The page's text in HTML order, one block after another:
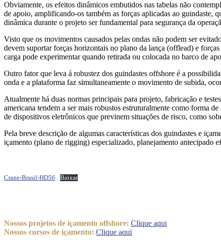
Obviamente, os efeitos dinâmicos embutidos nas tabelas não
de apoio, amplificando-os também as forças aplicadas ao guindaste,
dinâmica durante o projeto ser fundamental para segurança da
Visto que os movimentos causados pelas ondas não podem ser
devem suportar forças horizontais no plano da lança (offlead) e
carga pode experimentar quando retirada ou colocada no barco de
Outro fator que leva á robustez dos guindastes offshore é a
onda e a plataforma faz simultaneamente o movimento de subida,
Atualmente há duas normas principais para projeto, fabricação e
americana tendem a ser mais robustos estruturalmente como forma
de dispositivos eletrônicos que previnem situações de risco, como
Pela breve descrição de algumas características dos guindastes e
içamento (plano de rigging) especializado, planejamento antecipado
Crane-Brasil-HD56 Baixar
Nossos projetos de içamento offshore: Clique aqui
Nossos cursos de içamento: Clique aqui